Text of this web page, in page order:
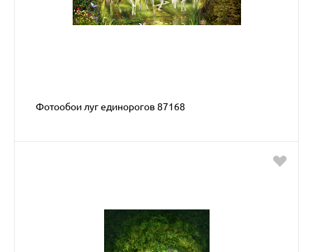
Фотообои луг единорогов 87168